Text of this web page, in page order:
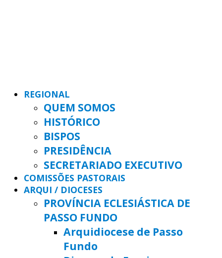
REGIONAL
QUEM SOMOS
HISTÓRICO
BISPOS
PRESIDÊNCIA
SECRETARIADO EXECUTIVO
COMISSÕES PASTORAIS
ARQUI / DIOCESES
PROVÍNCIA ECLESIÁSTICA DE
PASSO FUNDO
Arquidiocese de Passo
Fundo